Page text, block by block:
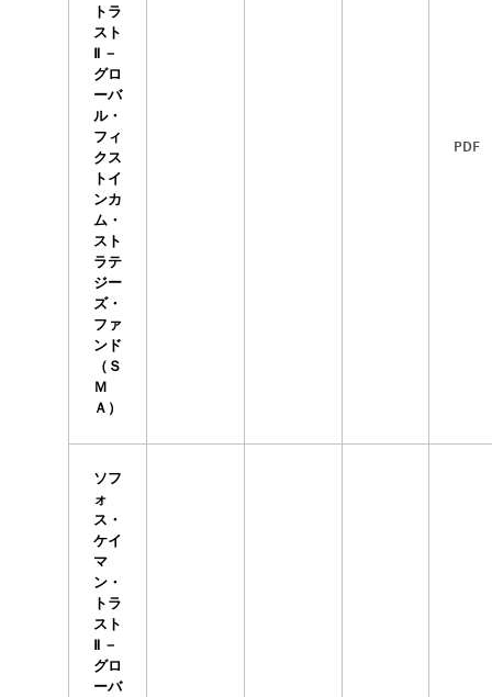
トラ
スト
Ⅱ －
グロ
ーバ
ル・
フィ
クス
トイ
ンカ
ム・
スト
ラテ
ジー
ズ・
ファ
ンド
（Ｓ
Ｍ
Ａ）
PDF
ソフ
ォ
ス・
ケイ
マ
ン・
トラ
スト
Ⅱ －
グロ
ーバ